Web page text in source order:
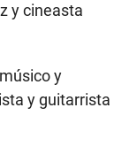
y cineasta
y
y guitarrista